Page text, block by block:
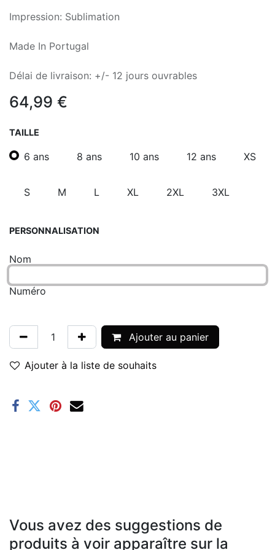
Impression: Sublimation
Made In Portugal
Délai de livraison: +/- 12 jours ouvrables
64,99 €
TAILLE
6 ans 8 ans 10 ans 12 ans XS
S M L XL 2XL 3XL
PERSONNALISATION
Nom
Numéro
Ajouter au panier
Ajouter à la liste de souhaits
Vous avez des suggestions de
produits à voir apparaître sur la